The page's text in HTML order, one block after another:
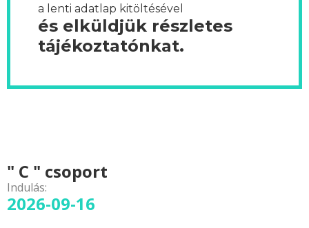
a lenti adatlap kitöltésével
és elküldjük részletes
tájékoztatónkat.
" C " csoport
Indulás:
2026-09-16